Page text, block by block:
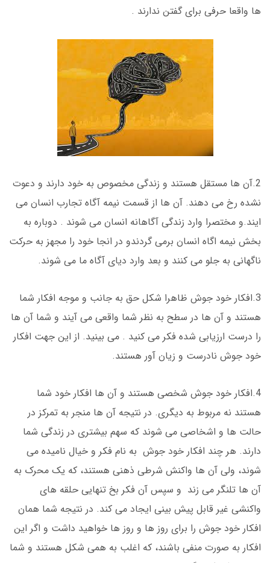
ها واقعا حرفی برای گفتن ندارند .
2.آن ها مستقل هستند و زندگی مخصوص به خود دارند و دعوت
نشده رخ می دهند. آن ها از قسمت نیمه آگاه تجارب انسان می
ایند.و مختصرا وارد زندگی آگاهانه انسان می شوند . دوباره به
بخش نیمه اگاه انسان برمی گردندو در انجا خود را مجهز به حرکت
ناگهانی به جلو می کنند و بعد وارد دیای آگاه ما می شوند.
3.افکار خود جوش ظاهرا شکل حق به جانب و موجه افکار شما
هستند و آن ها در سطح به نظر شما واقعی می آیند و شما آن ها
را درست ارزیابی شده فکر می کنید . می بینید. از این جهت افکار
خود جوش نادرست و زیان آور هستند.
4.افکار خود جوش شخصی هستند و آن ها افکار خود شما
هستند نه مربوط به دیگری. در نتیجه آن ها منجر به تمرکز در
حالت ها و اشخاصی می شوند که سهم بیشتری در زندگی شما
دارند. هر چند افکار خود جوش به نام فکر و خیال نامیده می
شوند، ولی آن ها واکنش شرطی ذهنی هستند، که یک محرک به
آن ها تلنگر می زند و سپس آن فکر بخ تنهایی حلقه های
واکنشی غیر قابل پیش بینی ایجاد می کند. در نتیجه شما همان
افکار خود جوش را برای روز ها و روز ها خواهید داشت و اگر این
افکار به صورت منفی باشند، که اغلب به همی شکل هستند و شما